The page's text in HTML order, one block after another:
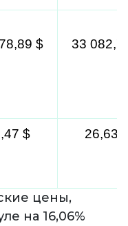
$ 33
$ 26,63
цены,
на 16,06%